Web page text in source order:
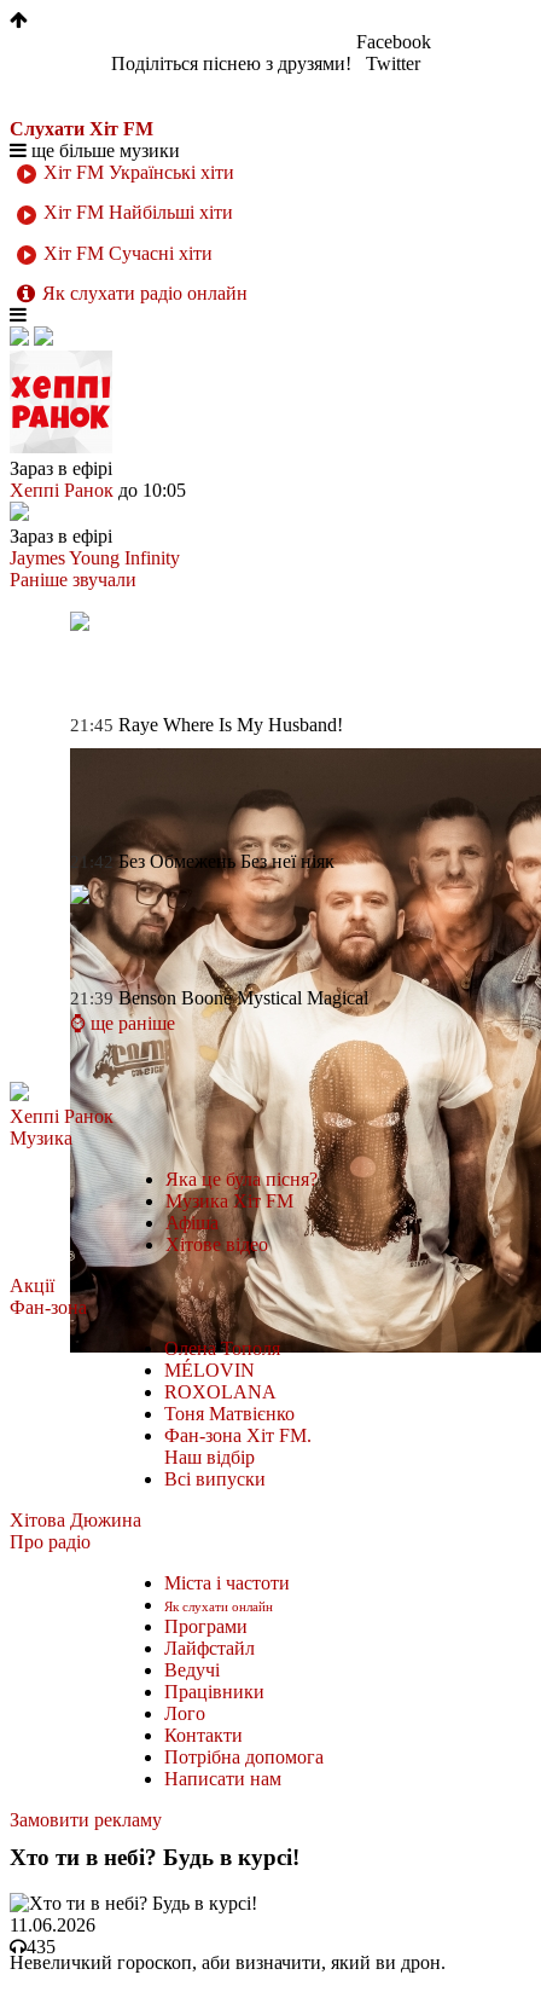
Поділіться піснею з друзями!
Facebook
Twitter
Слухати Хіт FM
ще більше музики
Хіт FM Українські хіти
Хіт FM Найбільші хіти
Хіт FM Сучасні хіти
Як слухати радіо онлайн
Зараз в ефірі
Хеппі Ранок до 10:05
Зараз в ефірі
Jaymes Young Infinity
Раніше звучали
21:45 Raye Where Is My Husband!
21:42 Без Обмежень Без неї ніяк
21:39 Benson Boone Mystical Magical
⌚ ще раніше
Хеппі Ранок
Музика
Яка це була пісня?
Музика Хіт FM
Афіша
Хітове відео
Акції
Фан-зона
Олена Тополя
MÉLOVIN
ROXOLANA
Тоня Матвієнко
Фан-зона Хіт FM.
Наш відбір
Всі випуски
Хітова Дюжина
Про радіо
Міста і частоти
Як слухати онлайн
Програми
Лайфстайл
Ведучі
Працівники
Лого
Контакти
Потрібна допомога
Написати нам
Замовити рекламу
Хто ти в небі? Будь в курсі!
11.06.2026
435
Невеличкий гороскоп, аби визначити, який ви дрон.